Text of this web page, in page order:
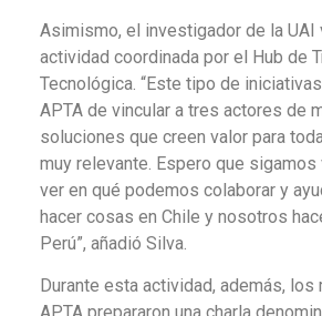
Asimismo, el investigador de la UAI
actividad coordinada por el Hub de
Tecnológica. “Este tipo de
APTA de vincular a tres actores de
soluciones que creen valor para
muy relevante. Espero que sigamos
ver en qué podemos colaborar y
hacer cosas en Chile y nosotros
Perú”, añadió Silva.
Durante esta actividad, además, los